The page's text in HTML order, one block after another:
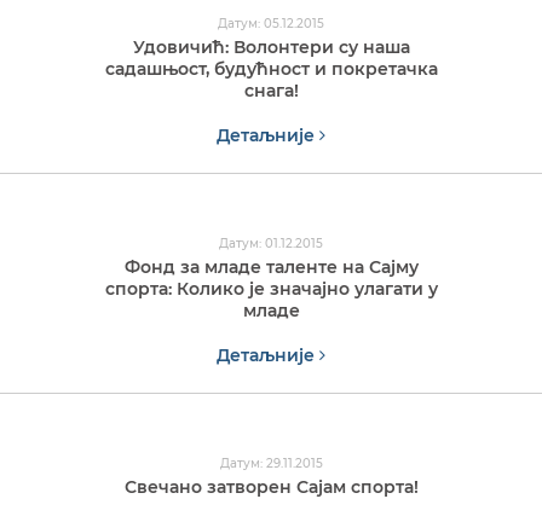
Датум: 05.12.2015
Удовичић: Волонтери су наша
садашњост, будућност и покретачка
снага!
Детаљније
Датум: 01.12.2015
Фонд за младе таленте на Сајму
спорта: Колико је значајно улагати у
младе
Детаљније
Датум: 29.11.2015
Свечано затворен Сајам спорта!